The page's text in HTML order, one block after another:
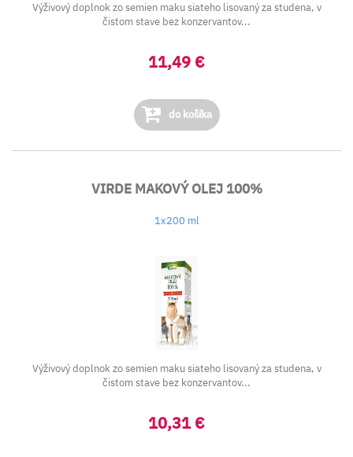
Výživový doplnok zo semien maku siateho lisovaný za studena, v
čistom stave bez konzervantov...
11,49 €
do košíka
VIRDE MAKOVÝ OLEJ 100%
1x200 ml
Výživový doplnok zo semien maku siateho lisovaný za studena, v
čistom stave bez konzervantov...
10,31 €